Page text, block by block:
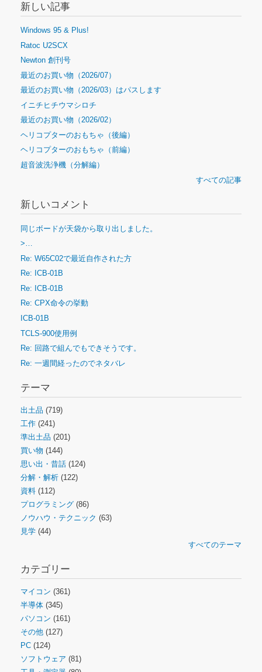
新しい記事
Windows 95 & Plus!
Ratoc U2SCX
Newton 創刊号
最近のお買い物（2026/07）
最近のお買い物（2026/03）はパスします
イニチヒチウマシロチ
最近のお買い物（2026/02）
ヘリコプターのおもちゃ（後編）
ヘリコプターのおもちゃ（前編）
超音波洗浄機（分解編）
すべての記事
新しいコメント
同じボードが天袋から取り出しました。
>…
Re: W65C02で最近自作された方
Re: ICB-01B
Re: ICB-01B
Re: CPX命令の挙動
ICB-01B
TCLS-900使用例
Re: 回路で組んでもできそうです。
Re: 一週間経ったのでネタバレ
テーマ
出土品 (719)
工作 (241)
準出土品 (201)
買い物 (144)
思い出・昔話 (124)
分解・解析 (122)
資料 (112)
プログラミング (86)
ノウハウ・テクニック (63)
見学 (44)
すべてのテーマ
カテゴリー
マイコン (361)
半導体 (345)
パソコン (161)
その他 (127)
PC (124)
ソフトウェア (81)